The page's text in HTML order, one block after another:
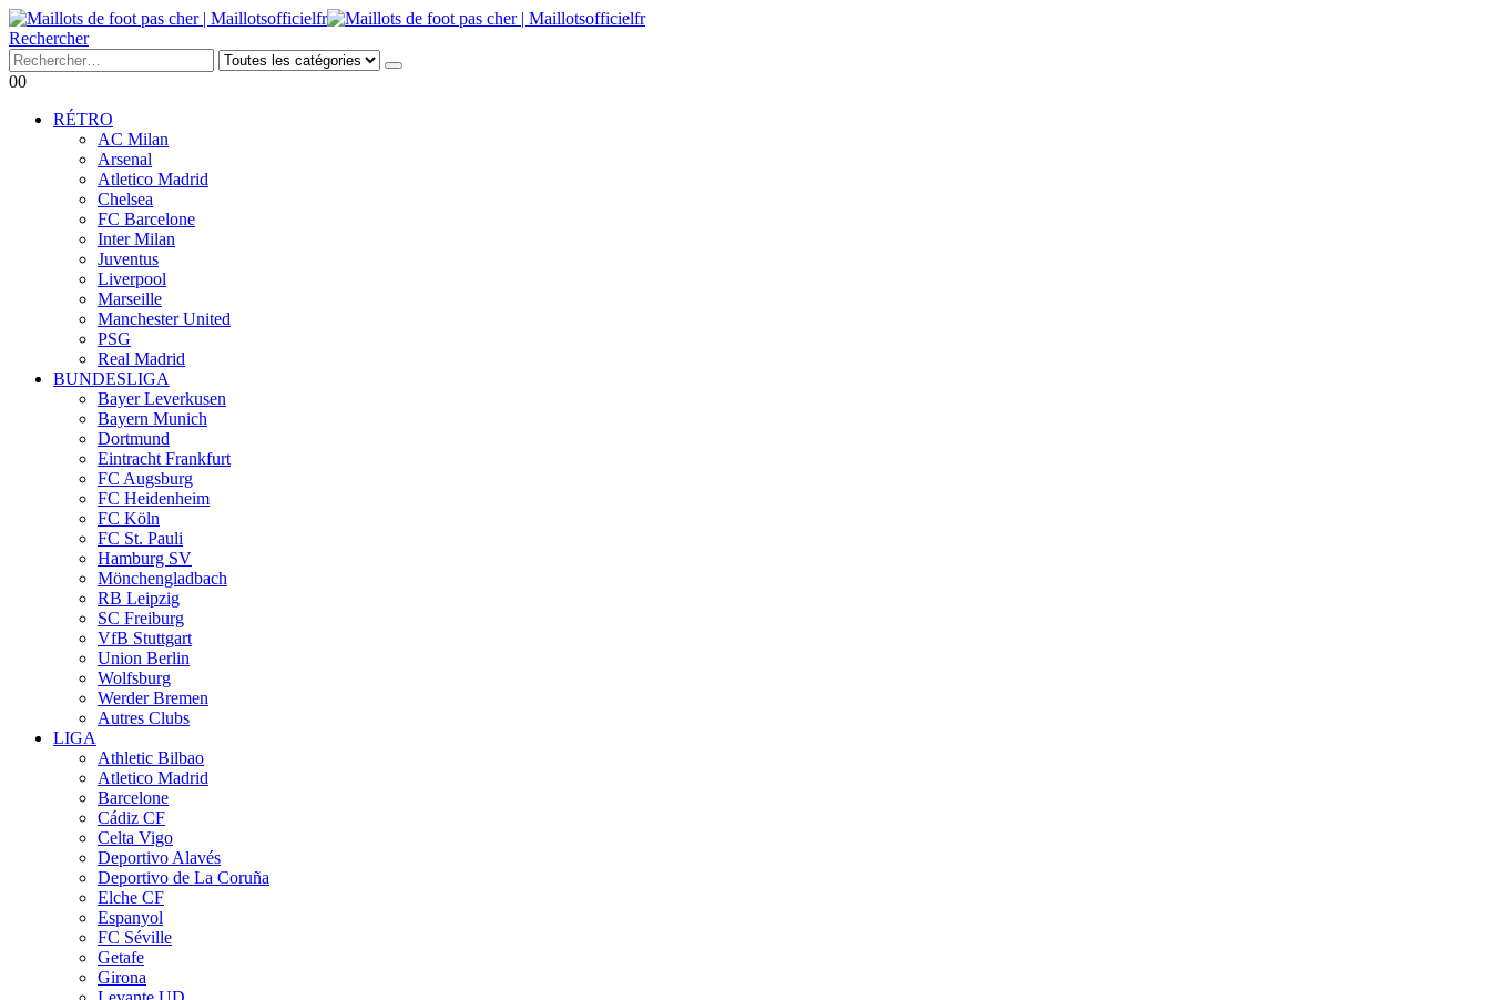
Rechercher
00
RÉTRO
AC Milan
Arsenal
Atletico Madrid
Chelsea
FC Barcelone
Inter Milan
Juventus
Liverpool
Marseille
Manchester United
PSG
Real Madrid
BUNDESLIGA
Bayer Leverkusen
Bayern Munich
Dortmund
Eintracht Frankfurt
FC Augsburg
FC Heidenheim
FC Köln
FC St. Pauli
Hamburg SV
Mönchengladbach
RB Leipzig
SC Freiburg
VfB Stuttgart
Union Berlin
Wolfsburg
Werder Bremen
Autres Clubs
LIGA
Athletic Bilbao
Atletico Madrid
Barcelone
Cádiz CF
Celta Vigo
Deportivo Alavés
Deportivo de La Coruña
Elche CF
Espanyol
FC Séville
Getafe
Girona